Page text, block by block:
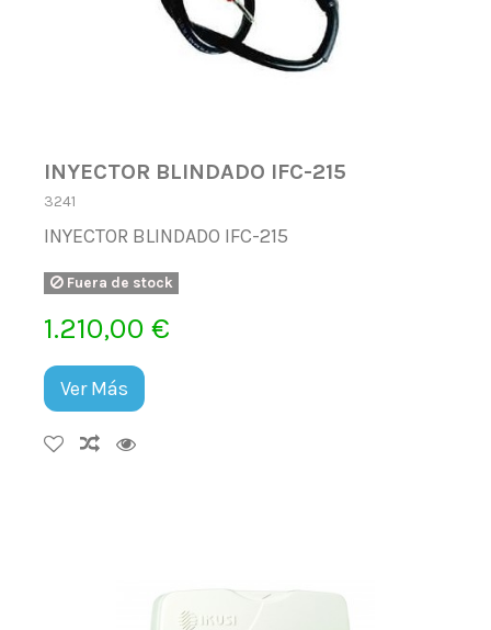
INYECTOR BLINDADO IFC-215
3241
INYECTOR BLINDADO IFC-215
Fuera de stock
1.210,00 €
Ver Más